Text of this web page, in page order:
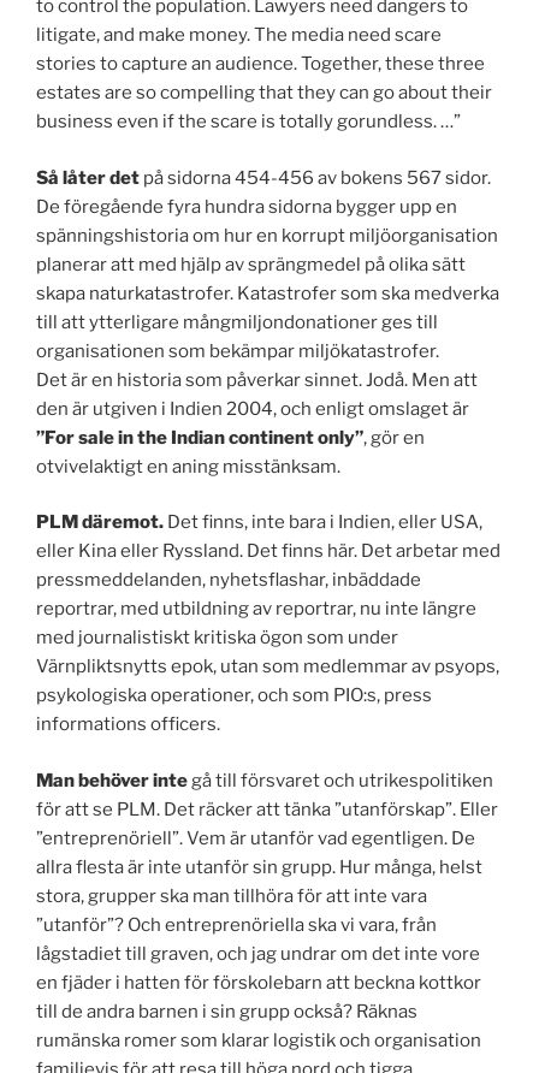
to control the population. Lawyers need dangers to
litigate, and make money. The media need scare
stories to capture an audience. Together, these three
estates are so compelling that they can go about their
business even if the scare is totally gorundless. …”
Så låter det på sidorna 454-456 av bokens 567 sidor.
De föregående fyra hundra sidorna bygger upp en
spänningshistoria om hur en korrupt miljöorganisation
planerar att med hjälp av sprängmedel på olika sätt
skapa naturkatastrofer. Katastrofer som ska medverka
till att ytterligare mångmiljondonationer ges till
organisationen som bekämpar miljökatastrofer.
Det är en historia som påverkar sinnet. Jodå. Men att
den är utgiven i Indien 2004, och enligt omslaget är
”For sale in the Indian continent only”, gör en
otvivelaktigt en aning misstänksam.
PLM däremot. Det finns, inte bara i Indien, eller USA,
eller Kina eller Ryssland. Det finns här. Det arbetar med
pressmeddelanden, nyhetsflashar, inbäddade
reportrar, med utbildning av reportrar, nu inte längre
med journalistiskt kritiska ögon som under
Värnpliktsnytts epok, utan som medlemmar av psyops,
psykologiska operationer, och som PIO:s, press
informations officers.
Man behöver inte gå till försvaret och utrikespolitiken
för att se PLM. Det räcker att tänka ”utanförskap”. Eller
”entreprenöriell”. Vem är utanför vad egentligen. De
allra flesta är inte utanför sin grupp. Hur många, helst
stora, grupper ska man tillhöra för att inte vara
”utanför”? Och entreprenöriella ska vi vara, från
lågstadiet till graven, och jag undrar om det inte vore
en fjäder i hatten för förskolebarn att beckna kottkor
till de andra barnen i sin grupp också? Räknas
rumänska romer som klarar logistik och organisation